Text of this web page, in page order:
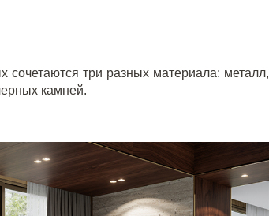
сочетаются три разных материала: металл,
камней.